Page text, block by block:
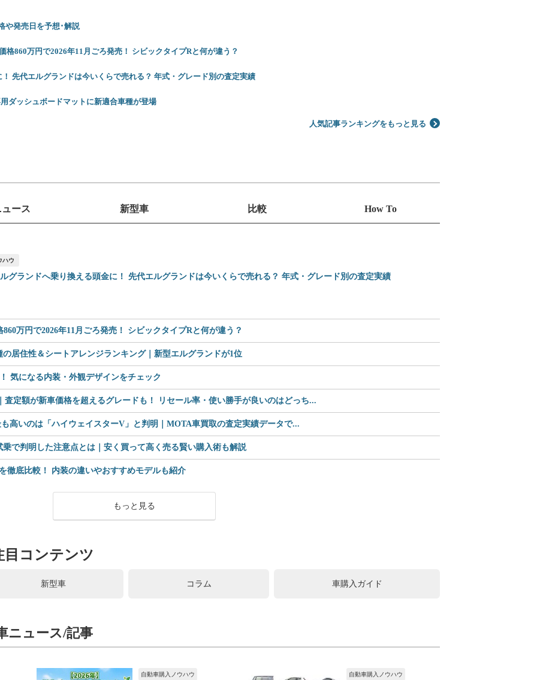
や発売日を予想･解説
格860万円で2026年11月ごろ発売！ シビックタイプRと何が違う？
先代エルグランドは今いくらで売れる？ 年式・グレード別の査定実績
ダッシュボードマットに新適合車種が登場
人気記事ランキングをもっと見る
ース 新型車 比較 How To
ハウ
グランドへ乗り換える頭金に！ 先代エルグランドは今いくらで売れる？ 年式・グレード別の査定実績
万円で2026年11月ごろ発売！ シビックタイプRと何が違う？
居住性＆シートアレンジランキング｜新型エルグランドが1位
気になる内装・外観デザインをチェック
定額が新車価格を超えるグレードも！ リセール率・使い勝手が良いのはどっち...
高いのは「ハイウェイスターV」と判明｜MOTA車買取の査定実績データで...
で判明した注意点とは｜安く買って高く売る賢い購入術も解説
徹底比較！ 内装の違いやおすすめモデルも紹介
もっと見る
目コンテンツ
新型車 コラム 車購入ガイド
ニュース/記事
自動車購入ノウハウ 自動車購入ノウハウ